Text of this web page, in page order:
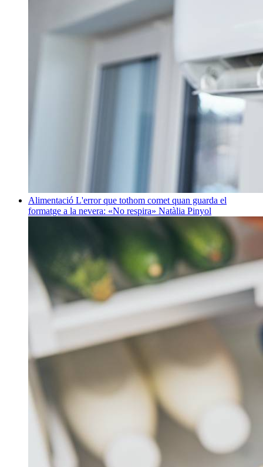
Alimentació L'error que tothom comet quan guarda el
formatge a la nevera: «No respira» Natàlia Pinyol